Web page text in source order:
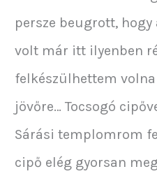
persze beugrott, hogy
volt már itt ilyenben
felkészülhettem
jövőre… Tocsogó
Sárási templomrom
cipő elég gyorsan